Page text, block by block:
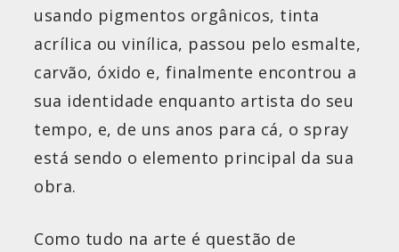
usando pigmentos orgânicos, tinta
acrílica ou vinílica, passou pelo esmalte,
carvão, óxido e, finalmente encontrou a
sua identidade enquanto artista do seu
tempo, e, de uns anos para cá, o spray
está sendo o elemento principal da sua
obra.
Como tudo na arte é questão de